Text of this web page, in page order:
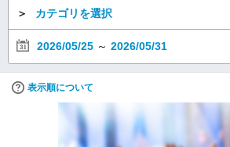
＞ カテゴリを選択
2026/05/25 ～ 2026/05/31
表示順について